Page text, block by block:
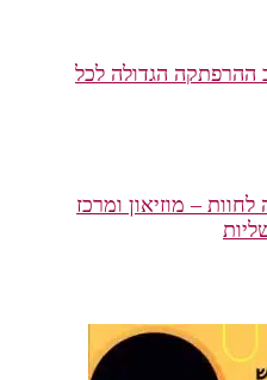
ההרפתקה הגדולה לכל
– מוזיאון ומרכז